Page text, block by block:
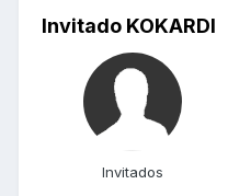
Invitado KOKARDI
Invitados